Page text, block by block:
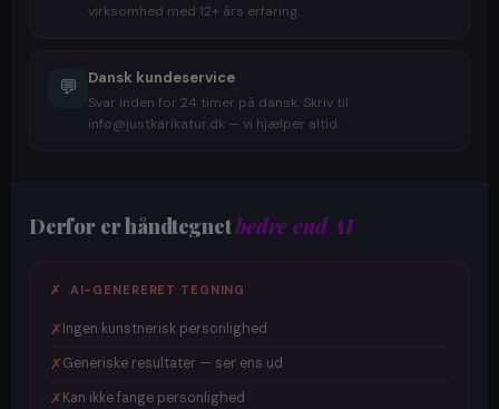
virksomhed med 12+ års erfaring.
💬 Dansk kundeservice
Svar inden for 24 timer på dansk. Skriv til
info@justkarikatur.dk — vi hjælper altid.
Derfor er håndtegnetbedre end AI
✗ AI-GENERERET TEGNING
✗Ingen kunstnerisk personlighed
✗Generiske resultater — ser ens ud
✗Kan ikke fange personlighed